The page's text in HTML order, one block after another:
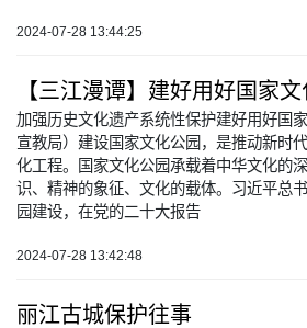
2024-07-28 13:44:25
【三江漫谭】建好用好国家文
加强历史文化遗产系统性保护建好用好国
宣教局）建设国家文化公园，是推动新时
化工程。国家文化公园承载着中华文化的
识、精神的象征、文化的载体。习近平总
园建设，在党的二十大报告
2024-07-28 13:42:48
丽江古城保护往事